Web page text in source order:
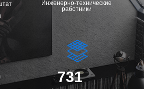
731
Инженерно-технические
работники